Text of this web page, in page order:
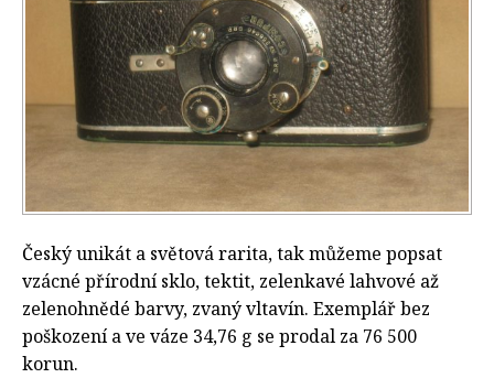
Český unikát a světová rarita, tak můžeme popsat
vzácné přírodní sklo, tektit, zelenkavé lahvové až
zelenohnědé barvy, zvaný vltavín. Exemplář bez
poškození a ve váze 34,76 g se prodal za 76 500
korun.